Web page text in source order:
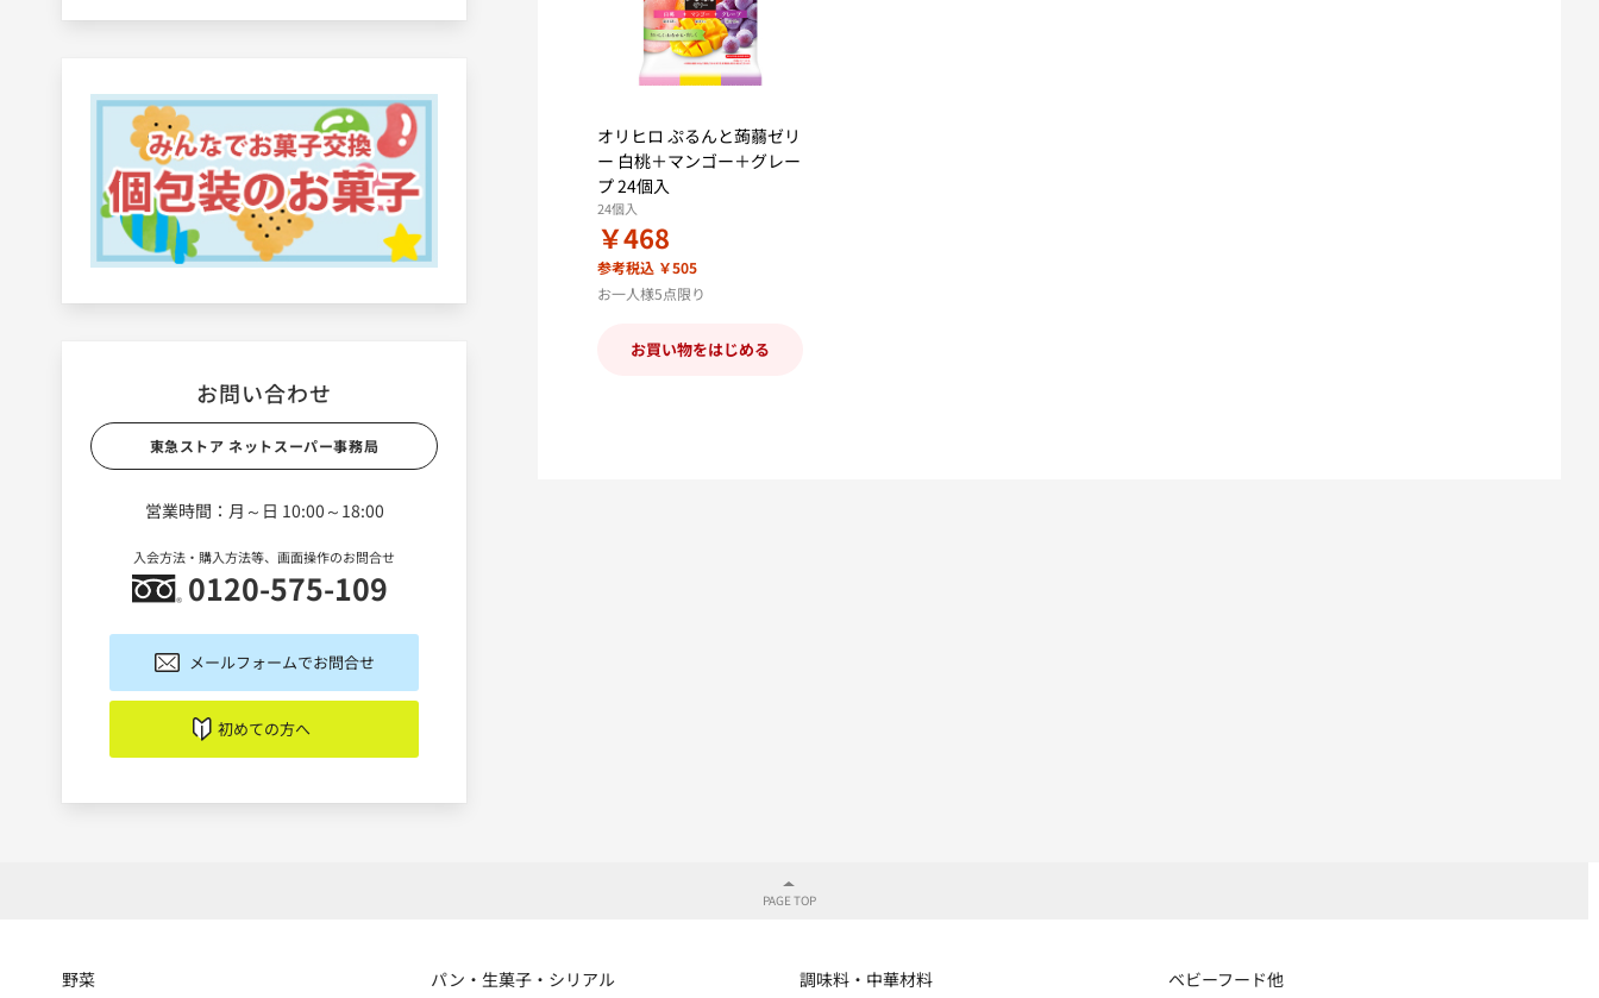
お問い合わせ
東急ストア ネットスーパー事務局
営業時間：月～日 10:00～18:00
入会方法・購入方法等、画面操作のお問合せ
0120-575-109
メールフォームでお問合せ
初めての方へ
オリヒロ ぷるんと蒟蒻ゼリ
ー 白桃＋マンゴー＋グレー
プ 24個入
24個入
￥468
参考税込 ￥505
お一人様5点限り
お買い物をはじめる
野菜 パン・生菓子・シリアル 調味料・中華材料 ベビーフード他